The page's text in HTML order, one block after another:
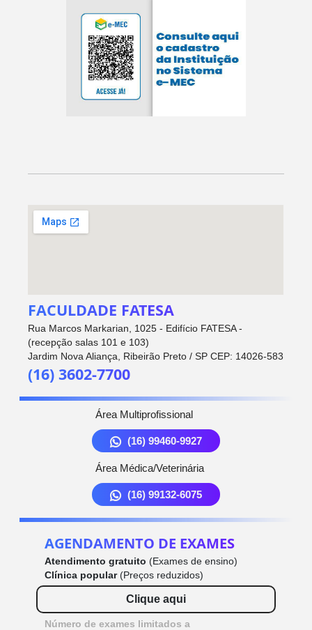
FACULDADE FATESA
Rua Marcos Markarian, 1025 - Edifício FATESA -
(recepção salas 101 e 103)
Jardim Nova Aliança, Ribeirão Preto / SP CEP: 14026-583
(16) 3602-7700
Área Multiprofissional
(16) 99460-9927
Área Médica/Veterinária
(16) 99132-6075
AGENDAMENTO DE EXAMES
Atendimento gratuito (Exames de ensino)
Clínica popular(Preços reduzidos)
Clique aqui
Número de exames limitados a